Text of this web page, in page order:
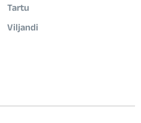
Tartu
Viljandi